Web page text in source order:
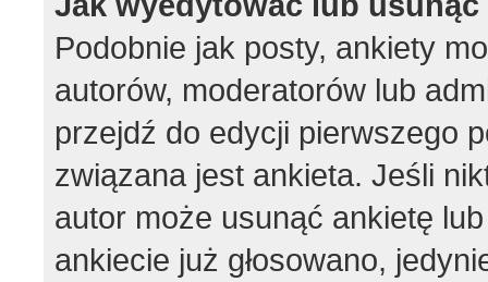
Podobnie jak posty, ankiety
autorów, moderatorów lub
przejdź do edycji pierwszego
związana jest ankieta. Jeśli
autor może usunąć ankietę
ankiecie już głosowano,